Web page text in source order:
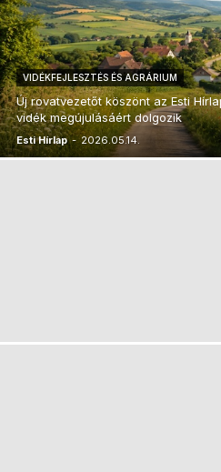
VIDÉKFEJLESZTÉS ÉS AGRÁRIUM
Új rovatvezetőt köszönt az Esti
vidék megújulásáért dolgozik
Esti Hírlap - 2026.05.14.